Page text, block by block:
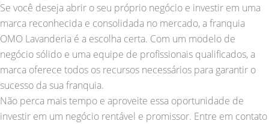
Se você deseja abrir o seu próprio negócio e investir em uma
marca reconhecida e consolidada no mercado, a franquia
OMO Lavanderia é a escolha certa. Com um modelo de
negócio sólido e uma equipe de profissionais qualificados, a
marca oferece todos os recursos necessários para garantir o
sucesso da sua franquia.
Não perca mais tempo e aproveite essa oportunidade de
investir em um negócio rentável e promissor. Entre em contato